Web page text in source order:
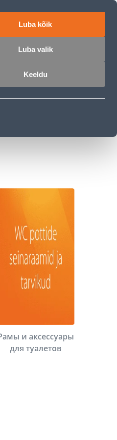
Luba kõik
Luba valik
Keeldu
ETRUEN
Корзина
БЛОГИ
и аксессуары
для туалетов